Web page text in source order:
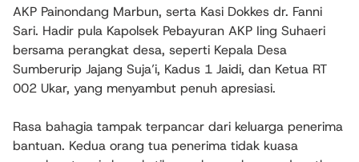
AKP Painondang Marbun, serta Kasi Dokkes dr. Fanni
Sari. Hadir pula Kapolsek Pebayuran AKP Iing Suhaeri
bersama perangkat desa, seperti Kepala Desa
Sumberurip Jajang Suja’i, Kadus 1 Jaidi, dan Ketua RT
002 Ukar, yang menyambut penuh apresiasi.
Rasa bahagia tampak terpancar dari keluarga penerima
bantuan. Kedua orang tua penerima tidak kuasa